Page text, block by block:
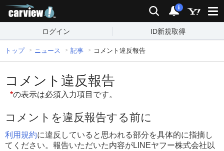
検索 通知
i
ログイン ID新規取得
トップ ニュース 記事 コメント違反報告
コメント違反報告
*の表示は必須入力項目です。
コメントを違反報告する前に
利用規約に違反していると思われる部分を具体的に指摘し
てください。報告いただいた内容がLINEヤフー株式会社以